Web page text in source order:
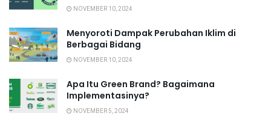
NOVEMBER 10, 2024
Menyoroti Dampak Perubahan Iklim di
Berbagai Bidang
NOVEMBER 10, 2024
Apa Itu Green Brand? Bagaimana
Implementasinya?
NOVEMBER 5, 2024